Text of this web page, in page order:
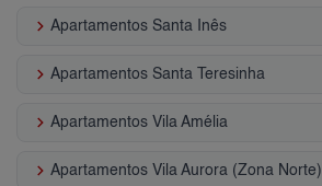
keyboard_arrow_right Apartamentos Santa Inês
keyboard_arrow_right Apartamentos Santa Teresinha
keyboard_arrow_right Apartamentos Vila Amélia
keyboard_arrow_right Apartamentos Vila Aurora (Zona Norte)